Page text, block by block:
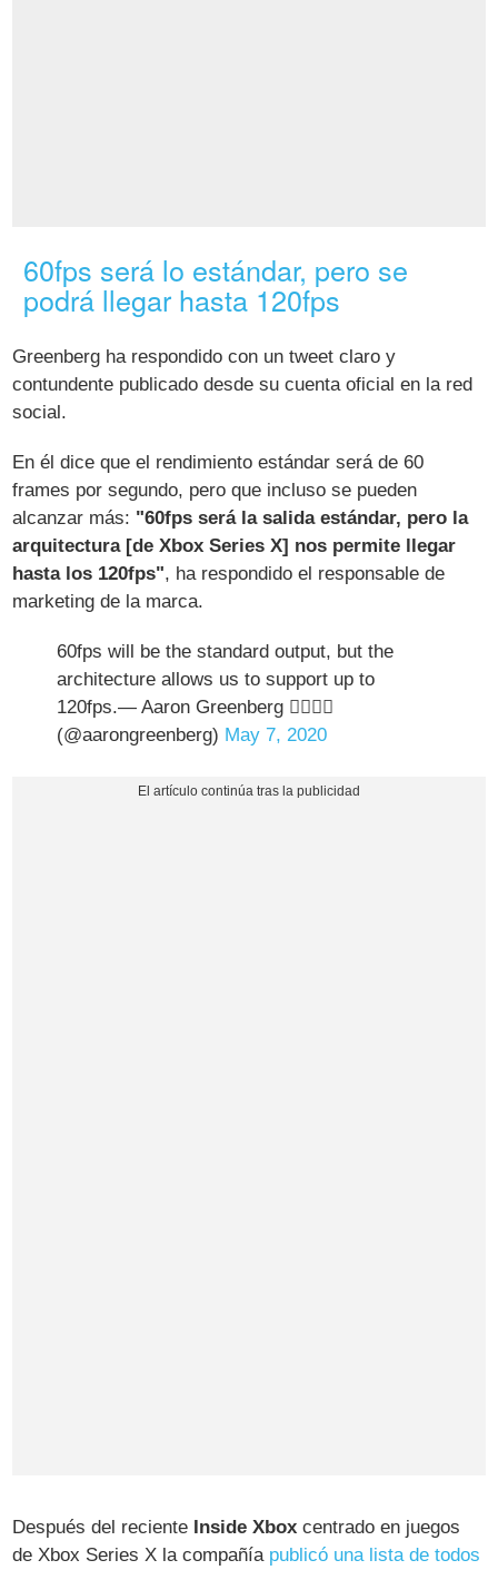
60fps será lo estándar, pero se
podrá llegar hasta 120fps
Greenberg ha respondido con un tweet claro y
contundente publicado desde su cuenta oficial en la red
social.
En él dice que el rendimiento estándar será de 60
frames por segundo, pero que incluso se pueden
alcanzar más: "60fps será la salida estándar, pero la
arquitectura [de Xbox Series X] nos permite llegar
hasta los 120fps", ha respondido el responsable de
marketing de la marca.
60fps will be the standard output, but the
architecture allows us to support up to
120fps.— Aaron Greenberg 🙅🏼‍♂️❎
(@aarongreenberg) May 7, 2020
Después del reciente Inside Xbox centrado en juegos
de Xbox Series X la compañía publicó una lista de todos